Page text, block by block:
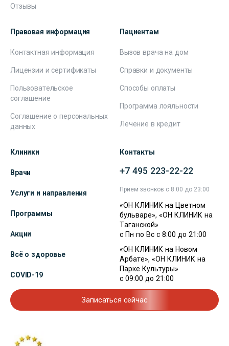
Отзывы
Правовая информация
Контактная информация
Лицензии и сертификаты
Пользовательское
соглашение
Соглашение о персональных
данных
Пациентам
Вызов врача на дом
Справки и документы
Способы оплаты
Программа лояльности
Лечение в кредит
Клиники
Врачи
Услуги и направления
Программы
Акции
Всё о здоровье
COVID-19
Контакты
+7 495 223-22-22
Прием звонков с 8:00 до 23:00
«ОН КЛИНИК на Цветном
бульваре», «ОН КЛИНИК на
Таганской»
с Пн по Вс с 8:00 до 21:00
«ОН КЛИНИК на Новом
Арбате», «ОН КЛИНИК на
Парке Культуры»
с 09:00 до 21:00
Записаться сейчас